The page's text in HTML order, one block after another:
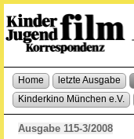
Home letzte Ausgabe
Kinderkino München e.V.
Ausgabe 115-3/2008